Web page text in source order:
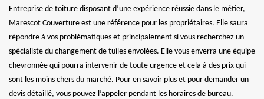
Entreprise de toiture disposant d’une expérience réussie dans le métier,
Marescot Couverture est une référence pour les propriétaires. Elle saura
répondre à vos problématiques et principalement si vous recherchez un
spécialiste du changement de tuiles envolées. Elle vous enverra une équipe
chevronnée qui pourra intervenir de toute urgence et cela à des prix qui
sont les moins chers du marché. Pour en savoir plus et pour demander un
devis détaillé, vous pouvez l’appeler pendant les horaires de bureau.